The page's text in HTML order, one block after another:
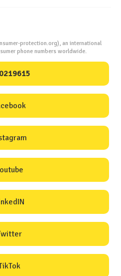
protection.org), an international
phone numbers worldwide.
0219615